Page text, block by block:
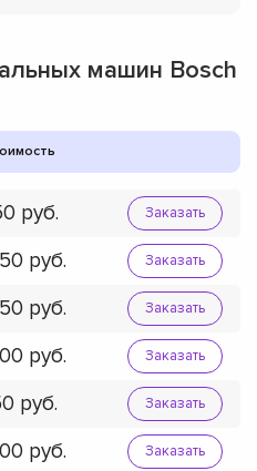
машин Bosch
Заказать
Заказать
Заказать
Заказать
Заказать
Заказать